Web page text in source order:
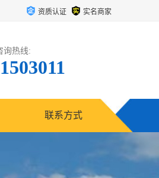
资质认证 实名商家
询热线:
联系方式